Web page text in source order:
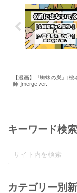
【漫画】『蜘蛛の巣』[
師-]merge ver.
キーワード検索
カテゴリー別